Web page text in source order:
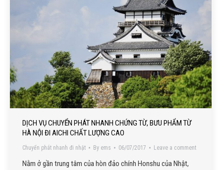
DỊCH VỤ CHUYỂN PHÁT NHANH CHỨNG TỪ, BƯU PHẨM TỪ
HÀ NỘI ĐI AICHI CHẤT LƯỢNG CAO
Chuyển phát nhanh đi nhật By ems 06/07/2017 Leave a comment
Nằm ở gần trung tâm của hòn đảo chính Honshu của Nhật,